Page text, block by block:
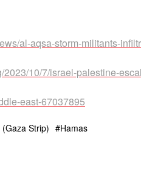
al-aqsa-storm-militants-
10/7/israel-palestine-
east-67037895
Strip) Hamas